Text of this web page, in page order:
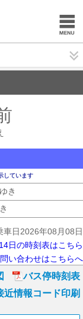
しています
き
車日2026年08月08日
日の時刻表はこちら
い合わせはこちらへ
バス停時刻表
近情報コード印刷